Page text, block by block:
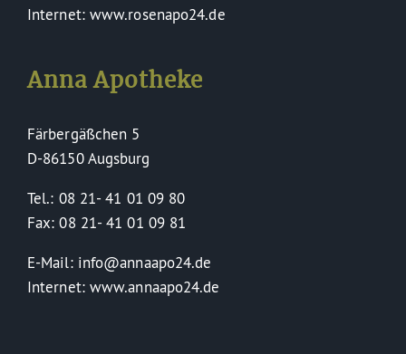
Internet: www.rosenapo24.de
Anna Apotheke
Färbergäßchen 5
D-86150 Augsburg
Tel.: 08 21- 41 01 09 80
Fax: 08 21- 41 01 09 81
E-Mail: info@annaapo24.de
Internet: www.annaapo24.de